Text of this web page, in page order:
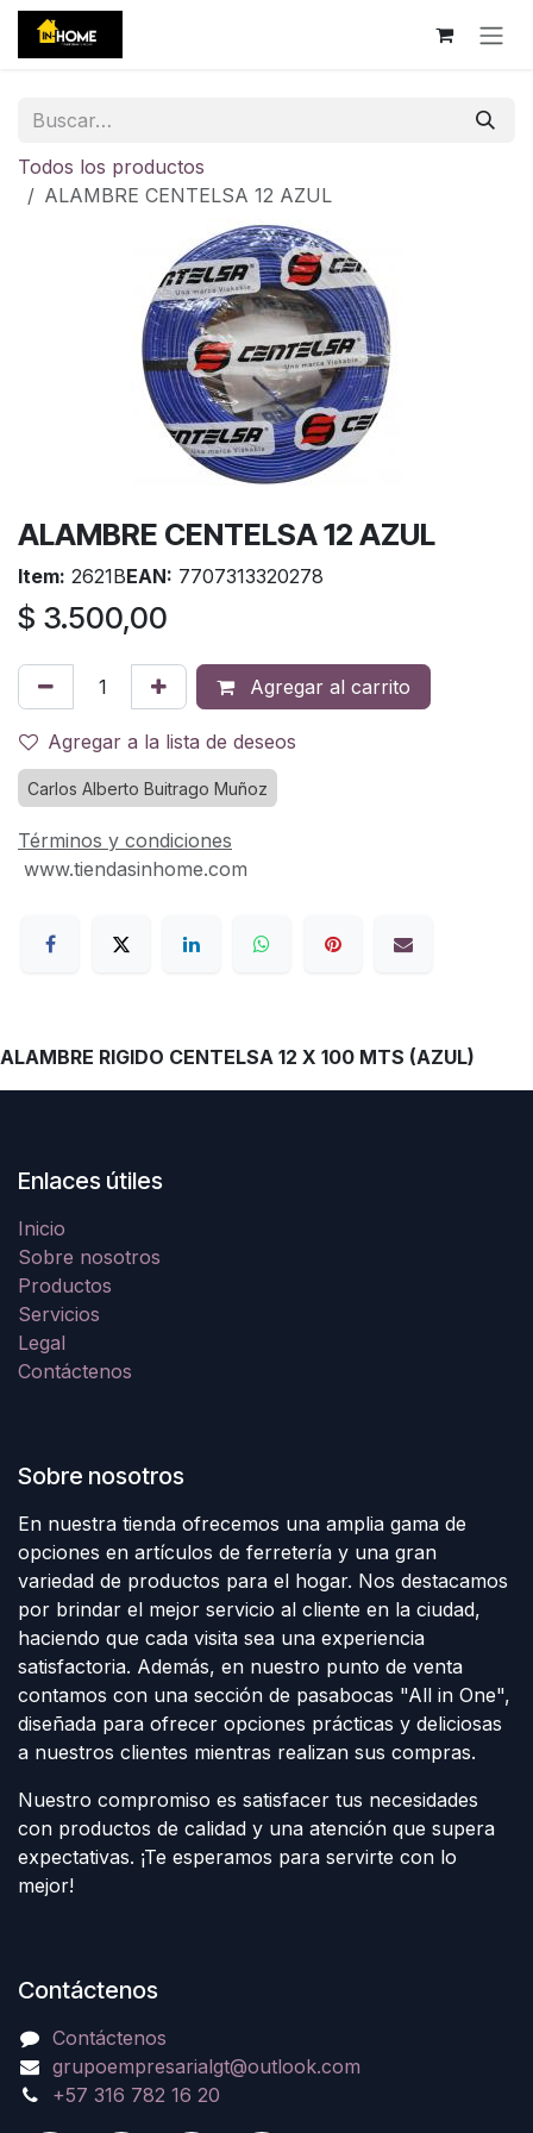
Ir al contenido
Todos los productos
ALAMBRE CENTELSA 12 AZUL
ALAMBRE CENTELSA 12 AZUL
Item: 2621BEAN: 7707313320278
$ 3.500,00
Agregar al carrito
Agregar a la lista de deseos
Carlos Alberto Buitrago Muñoz
Términos y condiciones
www.tiendasinhome.com
ALAMBRE RIGIDO CENTELSA 12 X 100 MTS (AZUL)
Enlaces útiles
Inicio
Sobre nosotros
Productos
Servicios
Legal
Contáctenos
Sobre nosotros
En nuestra tienda ofrecemos una amplia gama de
opciones en artículos de ferretería y una gran
variedad de productos para el hogar. Nos destacamos
por brindar el mejor servicio al cliente en la ciudad,
haciendo que cada visita sea una experiencia
satisfactoria. Además, en nuestro punto de venta
contamos con una sección de pasabocas "All in One",
diseñada para ofrecer opciones prácticas y deliciosas
a nuestros clientes mientras realizan sus compras.
Nuestro compromiso es satisfacer tus necesidades
con productos de calidad y una atención que supera
expectativas. ¡Te esperamos para servirte con lo
mejor!
Contáctenos
Contáctenos
grupoempresarialgt@outlook.com
+57 316 782 16 20